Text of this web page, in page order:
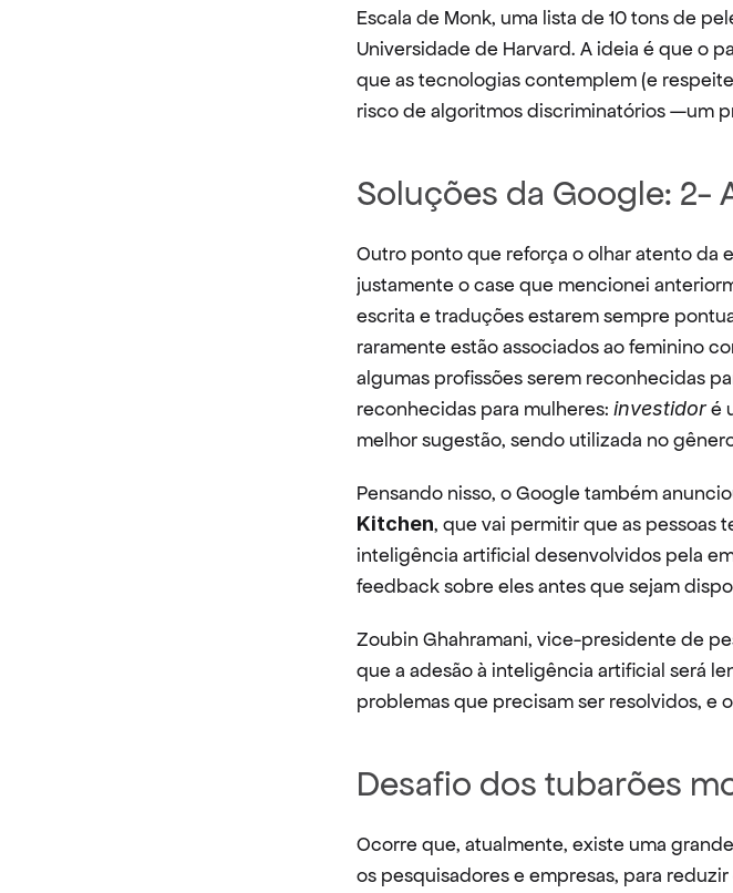
Escala de Monk, uma lista de 10 tons de
Universidade de Harvard. A ideia é que o
que as tecnologias contemplem (e
risco de algoritmos discriminatórios —um
Soluções da Google: 2-
Outro ponto que reforça o olhar atento da
justamente o case que mencionei
escrita e traduções estarem sempre
raramente estão associados ao feminino
algumas profissões serem reconhecidas
reconhecidas para mulheres: investidor é
melhor sugestão, sendo utilizada no
Pensando nisso, o Google também
Kitchen, que vai permitir que as pessoas
inteligência artificial desenvolvidos pela
feedback sobre eles antes que sejam
Zoubin Ghahramani, vice-presidente de
que a adesão à inteligência artificial será
problemas que precisam ser resolvidos, e
Desafio dos tubarões
Ocorre que, atualmente, existe uma
os pesquisadores e empresas, para